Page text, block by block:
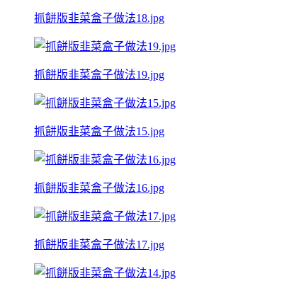
抓餅版韭菜盒子做法18.jpg
抓餅版韭菜盒子做法19.jpg
抓餅版韭菜盒子做法15.jpg
抓餅版韭菜盒子做法16.jpg
抓餅版韭菜盒子做法17.jpg